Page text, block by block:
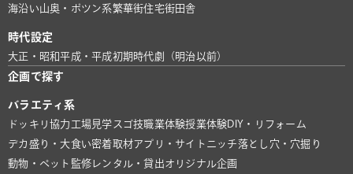
海沿い山奥・ポツン系繁華街住宅街田舎
時代設定
大正・昭和平成・平成初期時代劇（明治以前）
企画で探す
バラエティ系
ドッキリ協力 工場見学 スゴ技職業体験授業体験 DIY・リフォーム
デカ盛り・大食い密着取材アプリ・サイト ニッチ落とし穴・穴掘り
動物・ペット 監修 レンタル・貸出オリジナル企画